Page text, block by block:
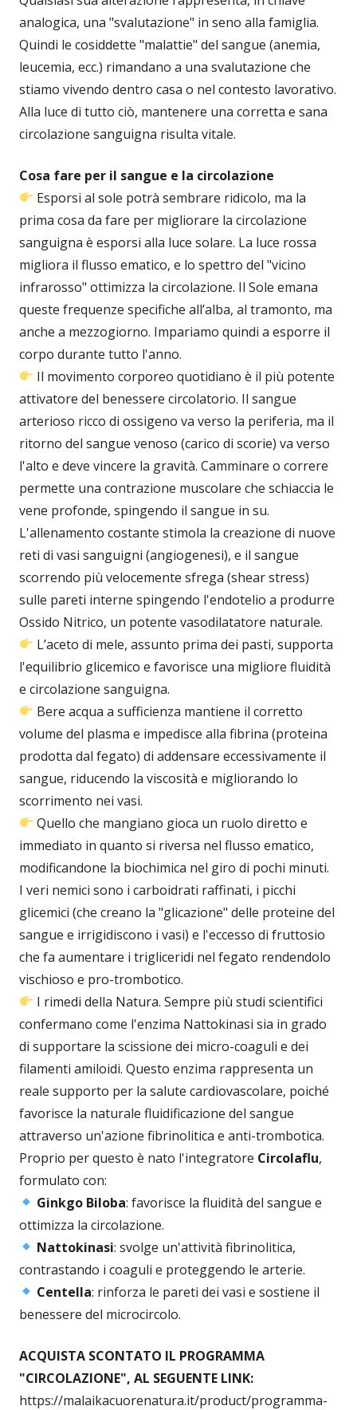
analogica, una "svalutazione" in seno alla famiglia.
Quindi le cosiddette "malattie" del sangue (anemia,
leucemia, ecc.) rimandano a una svalutazione che
stiamo vivendo dentro casa o nel contesto lavorativo.
Alla luce di tutto ciò, mantenere una corretta e sana
circolazione sanguigna risulta vitale.
Cosa fare per il sangue e la circolazione
Esporsi al sole potrà sembrare ridicolo, ma la
prima cosa da fare per migliorare la circolazione
sanguigna è esporsi alla luce solare. La luce rossa
migliora il flusso ematico, e lo spettro del "vicino
infrarosso" ottimizza la circolazione. Il Sole emana
queste frequenze specifiche all’alba, al tramonto, ma
anche a mezzogiorno. Impariamo quindi a esporre il
corpo durante tutto l'anno.
Il movimento corporeo quotidiano è il più potente
attivatore del benessere circolatorio. Il sangue
arterioso ricco di ossigeno va verso la periferia, ma il
ritorno del sangue venoso (carico di scorie) va verso
l'alto e deve vincere la gravità. Camminare o correre
permette una contrazione muscolare che schiaccia le
vene profonde, spingendo il sangue in su.
L'allenamento costante stimola la creazione di nuove
reti di vasi sanguigni (angiogenesi), e il sangue
scorrendo più velocemente sfrega (shear stress)
sulle pareti interne spingendo l'endotelio a produrre
Ossido Nitrico, un potente vasodilatatore naturale.
L’aceto di mele, assunto prima dei pasti, supporta
l'equilibrio glicemico e favorisce una migliore fluidità
e circolazione sanguigna.
Bere acqua a sufficienza mantiene il corretto
volume del plasma e impedisce alla fibrina (proteina
prodotta dal fegato) di addensare eccessivamente il
sangue, riducendo la viscosità e migliorando lo
scorrimento nei vasi.
Quello che mangiano gioca un ruolo diretto e
immediato in quanto si riversa nel flusso ematico,
modificandone la biochimica nel giro di pochi minuti.
I veri nemici sono i carboidrati raffinati, i picchi
glicemici (che creano la "glicazione" delle proteine del
sangue e irrigidiscono i vasi) e l'eccesso di fruttosio
che fa aumentare i trigliceridi nel fegato rendendolo
vischioso e pro-trombotico.
I rimedi della Natura. Sempre più studi scientifici
confermano come l'enzima Nattokinasi sia in grado
di supportare la scissione dei micro-coaguli e dei
filamenti amiloidi. Questo enzima rappresenta un
reale supporto per la salute cardiovascolare, poiché
favorisce la naturale fluidificazione del sangue
attraverso un'azione fibrinolitica e anti-trombotica.
Proprio per questo è nato l'integratore Circolaflu,
formulato con:
Ginkgo Biloba: favorisce la fluidità del sangue e
ottimizza la circolazione.
Nattokinasi: svolge un'attività fibrinolitica,
contrastando i coaguli e proteggendo le arterie.
Centella: rinforza le pareti dei vasi e sostiene il
benessere del microcircolo.
ACQUISTA SCONTATO IL PROGRAMMA
"CIRCOLAZIONE", AL SEGUENTE LINK:
https://malaikacuorenatura.it/product/programma-